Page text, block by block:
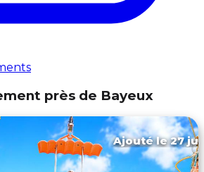
près de Bayeux
Ajouté le 27